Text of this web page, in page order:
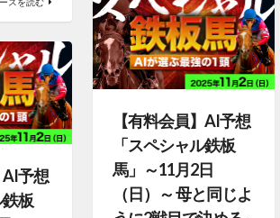
【有料会員】AI予想
「スペシャル鉄板
馬」～11月2日
（日）～ 母と同じよ
AI予想
鉄板